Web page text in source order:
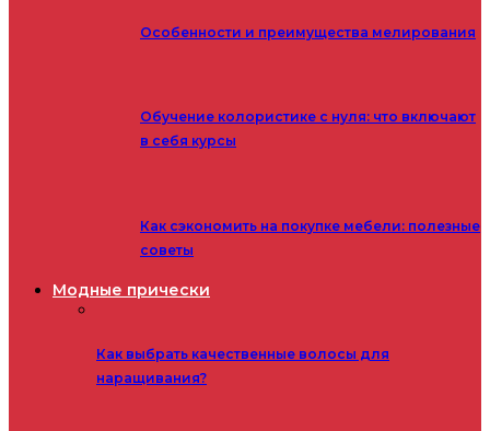
Особенности и преимущества мелирования
Обучение колористике с нуля: что включают
в себя курсы
Как сэкономить на покупке мебели: полезные
советы
Модные прически
Как выбрать качественные волосы для
наращивания?